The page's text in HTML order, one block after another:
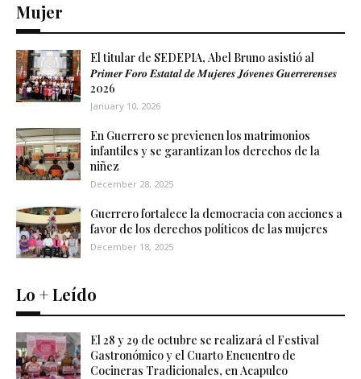
Mujer
El titular de SEDEPIA, Abel Bruno asistió al
𝑷𝒓𝒊𝒎𝒆𝒓 𝑭𝒐𝒓𝒐 𝑬𝒔𝒕𝒂𝒕𝒂𝒍 𝒅𝒆 𝑴𝒖𝒋𝒆𝒓𝒆𝒔 𝑱𝒐́𝒗𝒆𝒏𝒆𝒔 𝑮𝒖𝒆𝒓𝒓𝒆𝒓𝒆𝒏𝒔𝒆𝒔
2026
January 10, 2026
En Guerrero se previenen los matrimonios
infantiles y se garantizan los derechos de la
niñez
December 28, 2025
Guerrero fortalece la democracia con acciones a
favor de los derechos políticos de las mujeres
December 18, 2025
Lo + Leído
El 28 y 29 de octubre se realizará el Festival
Gastronómico y el Cuarto Encuentro de
Cocineras Tradicionales, en Acapulco